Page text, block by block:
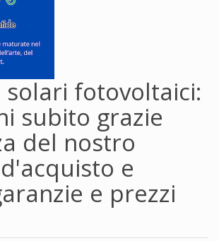
solari fotovoltaici:
subito grazie
del nostro
e
e prezzi